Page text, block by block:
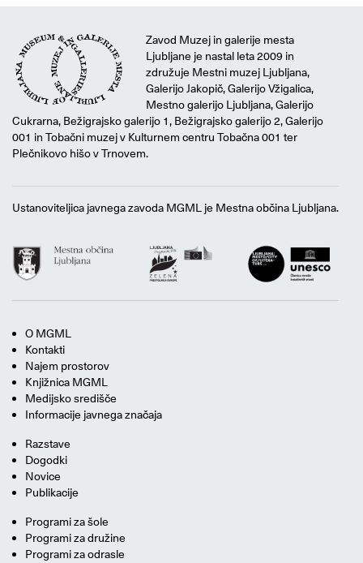
Zavod Muzej in galerije mesta
Ljubljane je nastal leta 2009 in
združuje Mestni muzej Ljubljana,
Galerijo Jakopič, Galerijo Vžigalica,
Mestno galerijo Ljubljana, Galerijo
Cukrarna, Bežigrajsko galerijo 1, Bežigrajsko galerijo 2, Galerijo
001 in Tobačni muzej v Kulturnem centru Tobačna 001 ter
Plečnikovo hišo v Trnovem.
Ustanoviteljica javnega zavoda MGML je Mestna občina Ljubljana.
O MGML
Kontakti
Najem prostorov
Knjižnica MGML
Medijsko središče
Informacije javnega značaja
Razstave
Dogodki
Novice
Publikacije
Programi za šole
Programi za družine
Programi za odrasle